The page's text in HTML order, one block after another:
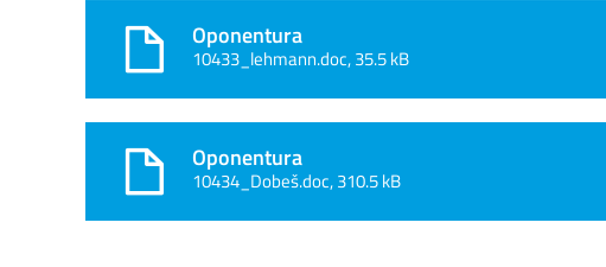
Oponentura
10433_lehmann.doc, 35.5 kB
Oponentura
10434_Dobeš.doc, 310.5 kB